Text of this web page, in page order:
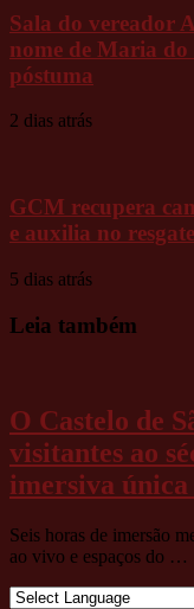
Sala do vereador
nome de Maria
póstuma
2 dias atrás
GCM recupera
e auxilia no
5 dias atrás
Leia também
O Castelo de
visitantes ao
imersiva
Seis horas de imersão
ao vivo e espaços do …